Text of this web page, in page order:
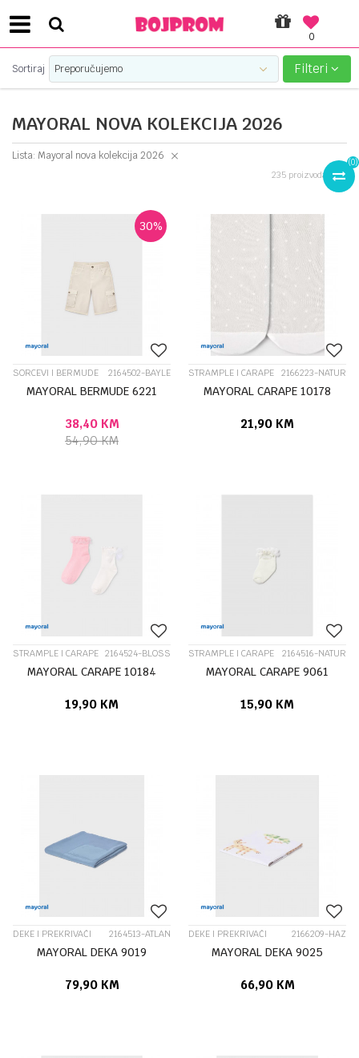
0
SIGURNO PLAĆANJE PLATNIM KARTICAMA!
(0)
MAYORAL NOVA KOLEKCIJA 2026
Sortiraj Filteri
Lista: Mayoral nova kolekcija 2026
235 proizvoda
30%
SORCEVI I BERMUDE 2164502-BAYLE
MAYORAL BERMUDE 6221
38,40 KM
54,90KM
STRAMPLE I CARAPE 2166223-NATUR
MAYORAL CARAPE 10178
21,90 KM
STRAMPLE I CARAPE 2164524-BLOSS
MAYORAL CARAPE 10184
19,90 KM
STRAMPLE I CARAPE 2164516-NATUR
MAYORAL CARAPE 9061
15,90 KM
DEKE I PREKRIVAČI 2164513-ATLAN
MAYORAL DEKA 9019
79,90 KM
DEKE I PREKRIVAČI 2166209-HAZ
MAYORAL DEKA 9025
66,90 KM